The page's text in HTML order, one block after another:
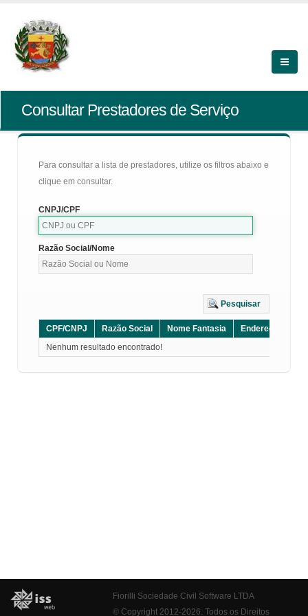
Consultar Prestadores de Serviço
Para consultar a lista de prestadores, utilize os filtros abaixo e
clique em consultar.
CNPJ/CPF
Razão Social/Nome
Pesquisar
CPF/CNPJ Razão Social Nome Fantasia Endereço
Nenhum resultado encontrado!
Fiorilli Sociedade Civil Software LTDA
© Copyright 2012-2026. Todos os Direitos